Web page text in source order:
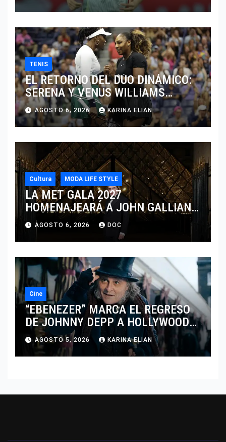
TENIS
EL RETORNO DEL DÚO DINÁMICO:
SERENA Y VENUS WILLIAMS
DISPUTARÁN LOS DOBLES EN
CINCINNATI 2026
AGOSTO 6, 2026 KARINA ELIAN
Cultura MODA LIFE STYLE
LA MET GALA 2027
HOMENAJEARÁ A JOHN GALLIANO
MARCANDO EL REGRESO DEL REY
DEL DRAMATISMO
AGOSTO 6, 2026 DOC
Cine
“EBENEZER” MARCA EL REGRESO
DE JOHNNY DEPP A HOLLYWOOD
TRAS SU PASO POR EL CINE
INDEPENDIENTE EUROPEO
AGOSTO 5, 2026 KARINA ELIAN